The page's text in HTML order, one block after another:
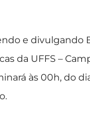
e divulgando
da UFFS –
às 00h, do